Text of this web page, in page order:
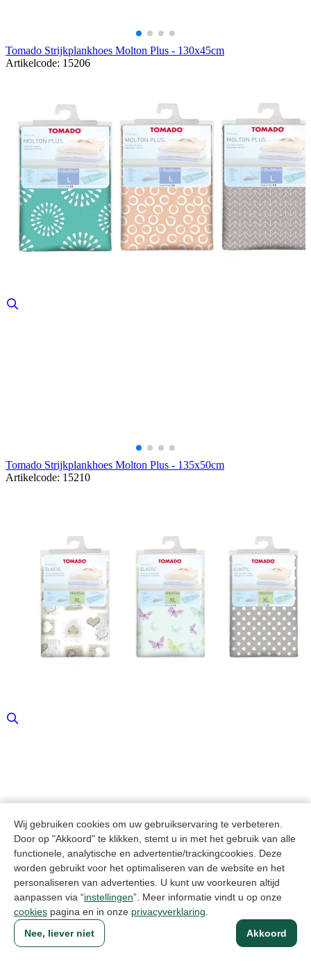
Wij gebruiken cookies om uw gebruikservaring te verbeteren.
Door op "Akkoord" te klikken, stemt u in met het gebruik van alle
functionele, analytische en advertentie/trackingcookies. Deze
worden gebruikt voor het optimaliseren van de website en het
personaliseren van advertenties. U kunt uw voorkeuren altijd
aanpassen via “instellingen”. Meer informatie vindt u op onze
cookies pagina en in onze privacyverklaring
Akkoord
Nee, liever niet
Tomado Strijkplankhoes Molton Plus - 130x45cm
Artikelcode: 15206
Tomado Strijkplankhoes Molton Plus - 135x50cm
Artikelcode: 15210
Tomado Strijkplankhoes Universeel Stretch - 130x48cm
Artikelcode: 18304